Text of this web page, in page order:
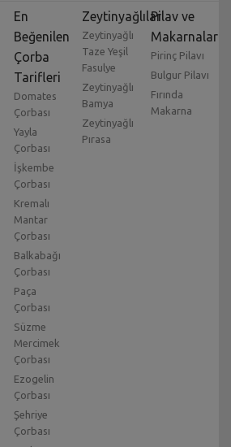
En
Beğenilen
Çorba
Tarifleri
Domates
Çorbası
Yayla
Çorbası
İşkembe
Çorbası
Kremalı
Mantar
Çorbası
Balkabağı
Çorbası
Paça
Çorbası
Süzme
Mercimek
Çorbası
Ezogelin
Çorbası
Şehriye
Çorbası
Zeytinyağlılar
Zeytinyağlı
Taze Yeşil
Fasulye
Zeytinyağlı
Bamya
Zeytinyağlı
Pırasa
Pilav ve
Makarnalar
Pirinç Pilavı
Bulgur Pilavı
Fırında
Makarna